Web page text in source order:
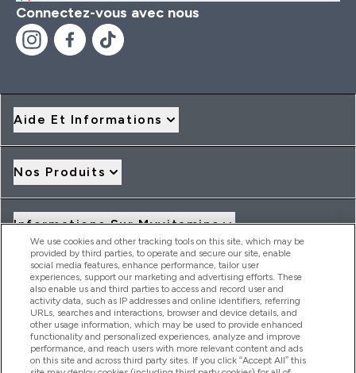
Connectez-vous avec nous
Aide Et Informations
Nos Produits
Informations Sur Myvitamins
Offres Et Réductions
2026 THG Nutrition Limited (FRN: 1022962), trading as
MyVitamins.com is an Introducer Appointed Representative of
Frasers Group Financial Services Limited (FRN: 311908) who are
We use cookies and other tracking tools on this site, which may be
provided by third parties, to operate and secure our site, enable
social media features, enhance performance, tailor user
experiences, support our marketing and advertising efforts. These
also enable us and third parties to access and record user and
activity data, such as IP addresses and online identifiers, referring
URLs, searches and interactions, browser and device details, and
other usage information, which may be used to provide enhanced
functionality and personalized experiences, analyze and improve
performance, and reach users with more relevant content and ads
on this site and across third party sites. If you click “Accept All” this